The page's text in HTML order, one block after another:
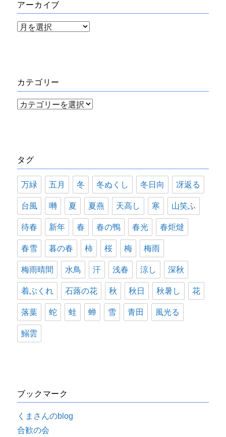
アーカイブ
ア
ブ
カテゴリー
カ
ー
タグ
万緑 五月 冬 冬ぬくし 冬日向 冴返る
台風 囀 夏 夏燕 天高し 寒 山笑ふ
待春 新年 春 春の鴨 春光 春炬燵
春雪 暮の春 柿 桜 梅 梅雨
梅雨晴間 水鳥 汗 浅春 涼し 深秋
着ぶくれ 石蕗の花 秋 秋日 秋暑し 花
落葉 蛇 蛙 蝉 雪 青田 風光る
鰯雲
ブックマーク
くまさんのblog
合歓の会